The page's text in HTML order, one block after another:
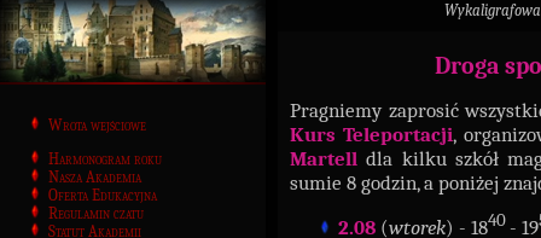
Wrota wejściowe
Harmonogram roku
Nasza Akademia
Oferta Edukacyjna
Regulamin czatu
Statut Akademii
Droga
Pragniemy zaprosić
Kurs Teleportacji,
Martell dla kilku szkół
sumie 8 godzin, a poniżej
2.08 (wtorek) - 1840 - 19